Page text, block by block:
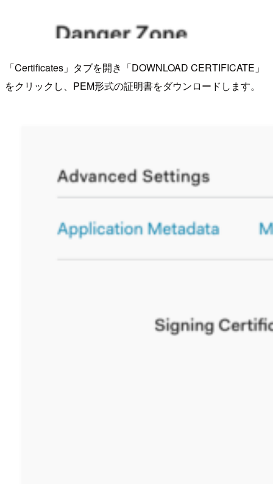
「Certificates」タブを開き「DOWNLOAD CERTIFICATE」
をクリックし、PEM形式の証明書をダウンロードします。